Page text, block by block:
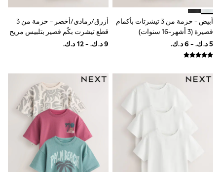
Pyjamas
Thermals
Robes
Sandals & Clogs
Half Sizes
School Shoes
Wide Fit
Multipack Leggings
Multipack T-Shirts
Multipack Socks & Tights
أبيض - حزمة من 3 تيشرتات بأكمام
قصيرة (3 أشهر-16 سنوات)
أزرق/رمادي/أخضر - حزمة من 3
قطع تيشرت بكُم قصير بتلبيس مريح
مزيَّن بطبعة جرافيك (3-16سنوات)